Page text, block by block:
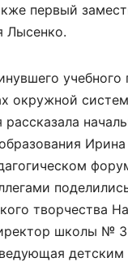
первый
Лысенко.
учебного
окружной
рассказала
Ирина
творчества
школы № 3